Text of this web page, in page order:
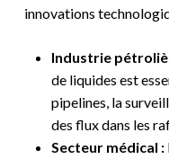
innovations
Industrie
de liquides est
pipelines, la
des flux dans les
Secteur médical :